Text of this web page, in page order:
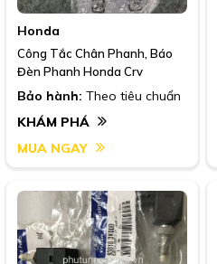
Honda
Công Tắc Chân Phanh, Báo
Đèn Phanh Honda Crv
Bảo hành: Theo tiêu chuẩn
KHÁM PHÁ
MUA NGAY